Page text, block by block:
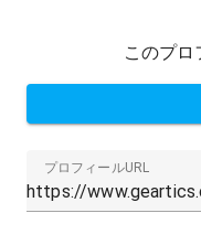
このプロ
プロフィールURL